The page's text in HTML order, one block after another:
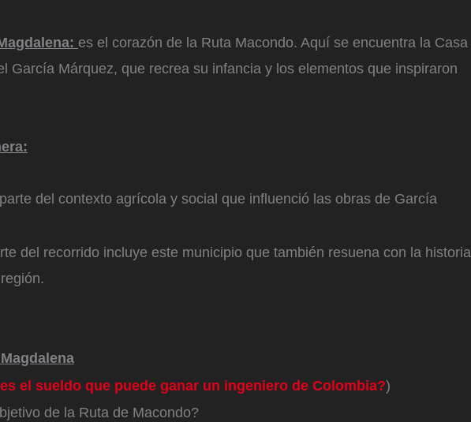
es el corazón de la Ruta Macondo. Aquí se encuentra la Casa
García Márquez, que recrea su infancia y los elementos que inspiraron
del contexto agrícola y social que influenció las obras de García
del recorrido incluye este municipio que también resuena con la historia
el sueldo que puede ganar un ingeniero de Colombia?)
de la Ruta de Macondo?